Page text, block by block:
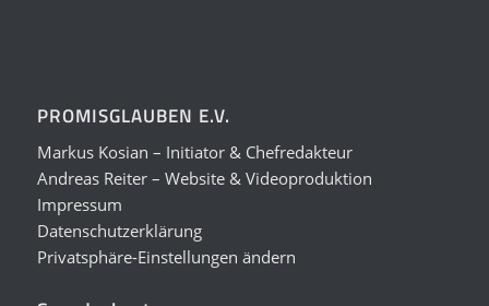
PROMISGLAUBEN E.V.
Markus Kosian – Initiator & Chefredakteur
Andreas Reiter – Website & Videoproduktion
Impressum
Datenschutzerklärung
Privatsphäre-Einstellungen ändern